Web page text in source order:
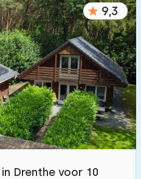
9,3
Drenthe voor 10